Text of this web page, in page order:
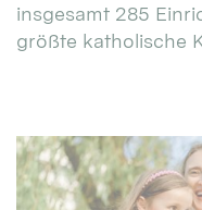
insgesamt 285
größte katholische